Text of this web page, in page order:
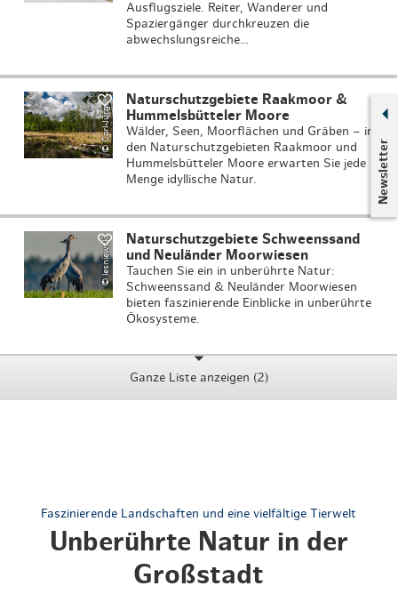
Newsletter
Ausflugsziele. Reiter, Wanderer und
Spaziergänger durchkreuzen die
abwechslungsreiche…
©
C
a
rl
-
J
ü
r
g
e
n
B
a
u
t
s
c
h
Naturschutzgebiete Raakmoor &
Hummelsbütteler Moore
Wälder, Seen, Moorflächen und Gräben – in
den Naturschutzgebieten Raakmoor und
Hummelsbütteler Moore erwarten Sie jede
Menge idyllische Natur.
© lesniewski
Naturschutzgebiete Schweenssand
und Neuländer Moorwiesen
Tauchen Sie ein in unberührte Natur:
Schweenssand & Neuländer Moorwiesen
bieten faszinierende Einblicke in unberührte
Ökosysteme.
Ganze Liste anzeigen (2)
Faszinierende Landschaften und eine vielfältige Tierwelt
Unberührte Natur in der
Großstadt